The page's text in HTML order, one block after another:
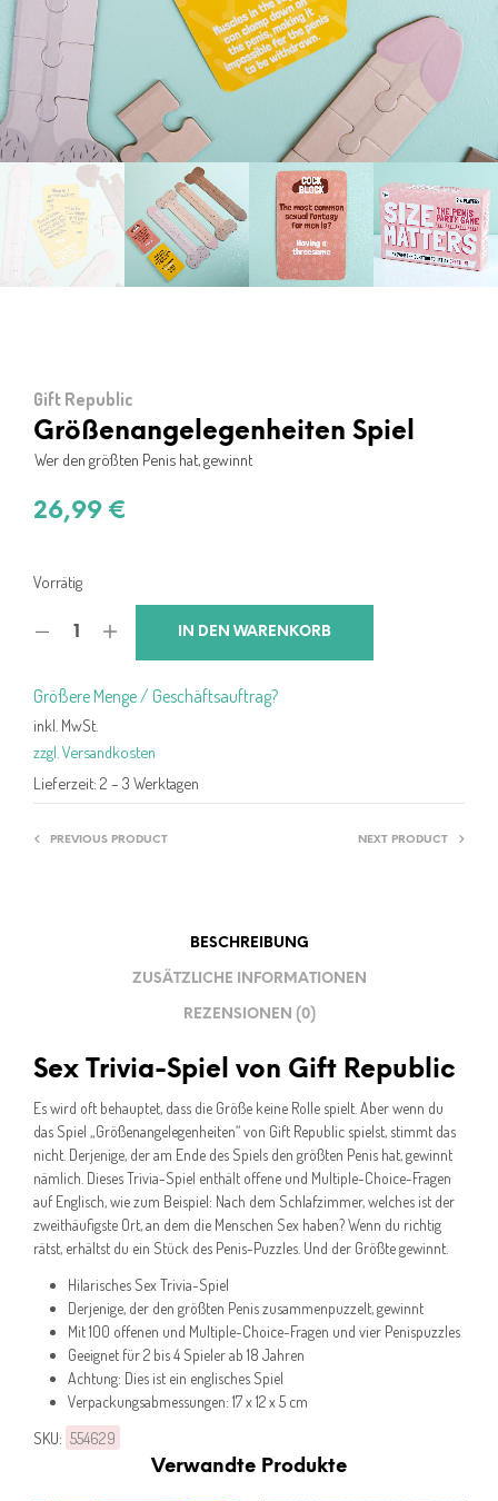
Gift Republic
Größenangelegenheiten Spiel
Wer den größten Penis hat, gewinnt
26,99 €
Vorrätig
IN DEN WARENKORB
Größere Menge / Geschäftsauftrag?
inkl. MwSt.
zzgl. Versandkosten
Lieferzeit: 2 – 3 Werktagen
PREVIOUS PRODUCT NEXT PRODUCT
BESCHREIBUNG
ZUSÄTZLICHE INFORMATIONEN
REZENSIONEN (0)
Sex Trivia-Spiel von Gift Republic
Es wird oft behauptet, dass die Größe keine Rolle spielt. Aber wenn du
das Spiel „Größenangelegenheiten“ von Gift Republic spielst, stimmt das
nicht. Derjenige, der am Ende des Spiels den größten Penis hat, gewinnt
nämlich. Dieses Trivia-Spiel enthält offene und Multiple-Choice-Fragen
auf Englisch, wie zum Beispiel: Nach dem Schlafzimmer, welches ist der
zweithäufigste Ort, an dem die Menschen Sex haben? Wenn du richtig
rätst, erhältst du ein Stück des Penis-Puzzles. Und der Größte gewinnt.
Hilarisches Sex Trivia-Spiel
Derjenige, der den größten Penis zusammenpuzzelt, gewinnt
Mit 100 offenen und Multiple-Choice-Fragen und vier Penispuzzles
Geeignet für 2 bis 4 Spieler ab 18 Jahren
Achtung: Dies ist ein englisches Spiel
Verpackungsabmessungen: 17 x 12 x 5 cm
SKU: 554629
Verwandte Produkte